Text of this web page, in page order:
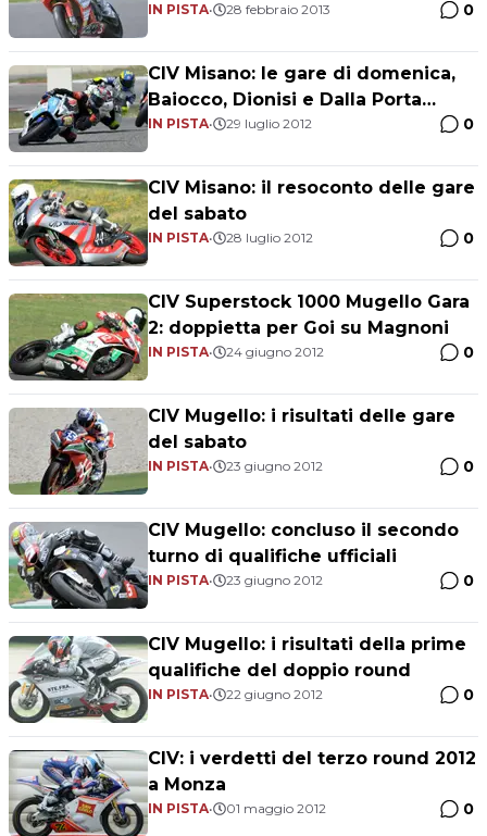
IN PISTA• 28 febbraio 2013 0
CIV Misano: le gare di domenica,
Baiocco, Dionisi e Dalla Porta
campioni
IN PISTA• 29 luglio 2012 0
CIV Misano: il resoconto delle gare
del sabato
IN PISTA• 28 luglio 2012 0
CIV Superstock 1000 Mugello Gara
2: doppietta per Goi su Magnoni
IN PISTA• 24 giugno 2012 0
CIV Mugello: i risultati delle gare
del sabato
IN PISTA• 23 giugno 2012 0
CIV Mugello: concluso il secondo
turno di qualifiche ufficiali
IN PISTA• 23 giugno 2012 0
CIV Mugello: i risultati della prime
qualifiche del doppio round
IN PISTA• 22 giugno 2012 0
CIV: i verdetti del terzo round 2012
a Monza
IN PISTA• 01 maggio 2012 0